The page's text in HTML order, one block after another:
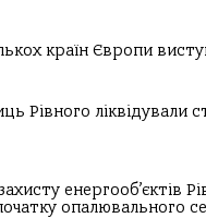
країн Європи
Рівного ліквідували
енергооб’єктів
опалювального